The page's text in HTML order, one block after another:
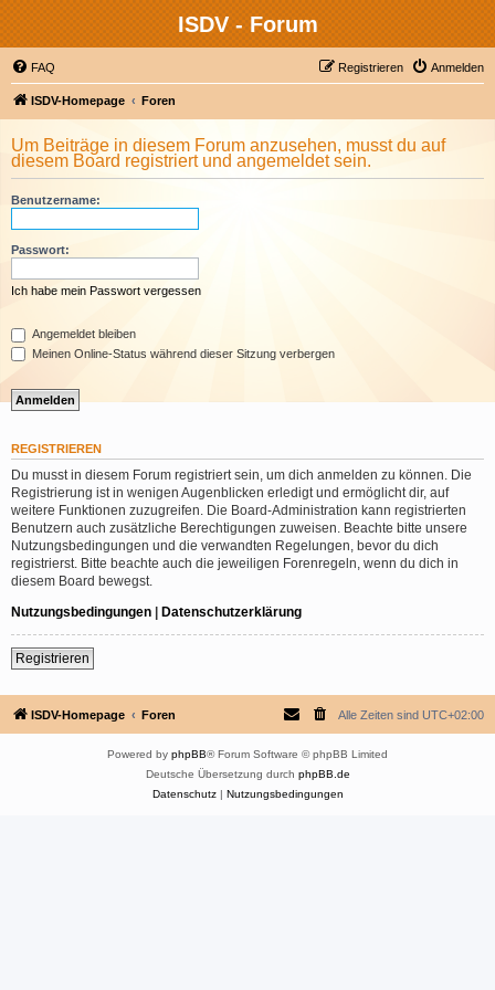
ISDV - Forum
FAQ Anmelden
Registrieren
ISDV-Homepage Foren
Um Beiträge in diesem Forum anzusehen, musst du auf
diesem Board registriert und angemeldet sein.
Benutzername:
Passwort:
Ich habe mein Passwort vergessen
Angemeldet bleiben
Meinen Online-Status während dieser Sitzung verbergen
REGISTRIEREN
Du musst in diesem Forum registriert sein, um dich anmelden zu können. Die
Registrierung ist in wenigen Augenblicken erledigt und ermöglicht dir, auf
weitere Funktionen zuzugreifen. Die Board-Administration kann registrierten
Benutzern auch zusätzliche Berechtigungen zuweisen. Beachte bitte unsere
Nutzungsbedingungen und die verwandten Regelungen, bevor du dich
registrierst. Bitte beachte auch die jeweiligen Forenregeln, wenn du dich in
diesem Board bewegst.
Nutzungsbedingungen | Datenschutzerklärung
Registrieren
ISDV-Homepage Foren Alle Zeiten sind UTC+02:00
Powered by phpBB® Forum Software © phpBB Limited
Deutsche Übersetzung durch phpBB.de
Datenschutz| Nutzungsbedingungen